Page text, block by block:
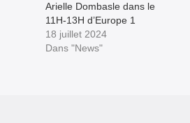
Arielle Dombasle dans le
11H-13H d’Europe 1
18 juillet 2024
Dans "News"